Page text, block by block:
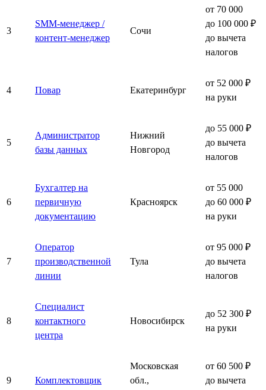
3
SMM-менеджер /
контент-менеджер
Сочи
от 70 000
до 100 000 ₽
до вычета
налогов
4 Повар Екатеринбург
от 52 000 ₽
на руки
5
Администратор
базы данных
Нижний
Новгород
до 55 000 ₽
до вычета
налогов
6
Бухгалтер на
первичную
документацию
Красноярск
от 55 000
до 60 000 ₽
на руки
7
Оператор
производственной
линии
Тула
от 95 000 ₽
до вычета
налогов
8
Специалист
контактного
центра
Новосибирск
до 52 300 ₽
на руки
9 Комплектовщик
Московская
обл.,
от 60 500 ₽
до вычета